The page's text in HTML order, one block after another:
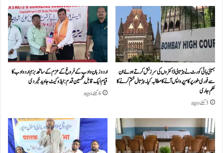
بمبئی ہائی کورٹ نے ہڑتالی ڈاکٹروں کی سرزنش کرتے ہوئے ان
سے فوری طور پر کام پر واپس آنے کا مطالبہ کیا۔ہڑتال ختم کرنے کا
حکم جاری
3 گھنٹے ago
اردو زبان و ادب کے فروغ کے عزم کے ساتھ بزمِ اردو ادب کا
قیام ایک قابلِ تحسین قدم : ایڈوکیٹ جاوید خیردی
4 گھنٹے ago